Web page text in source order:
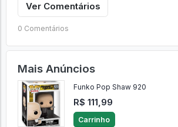
Ver Comentários
0 Comentários
Mais Anúncios
Funko Pop Shaw 920
R$ 111,99
Carrinho